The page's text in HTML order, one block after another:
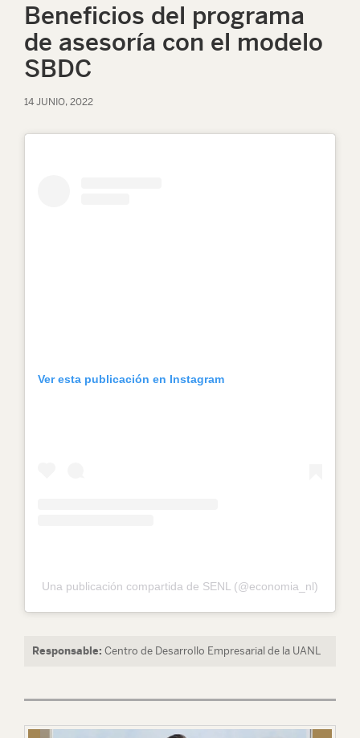
Beneficios del programa
de asesoría con el modelo
SBDC
14 JUNIO, 2022
Ver esta publicación en Instagram
Una publicación compartida de SENL (@economia_nl)
Responsable: Centro de Desarrollo Empresarial de la UANL